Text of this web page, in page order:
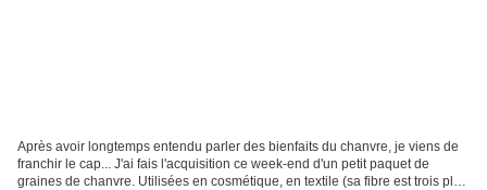
Après avoir longtemps entendu parler des bienfaits du chanvre, je viens de
franchir le cap... J'ai fais l'acquisition ce week-end d'un petit paquet de
graines de chanvre. Utilisées en cosmétique, en textile (sa fibre est trois plus